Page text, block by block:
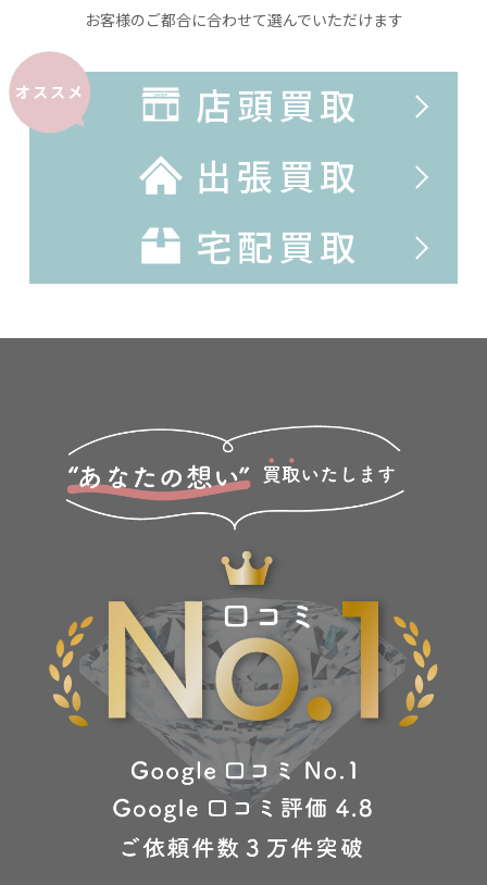
お客様のご都合に合わせて選んでいただけます
オススメ
店頭買取
出張買取
宅配買取